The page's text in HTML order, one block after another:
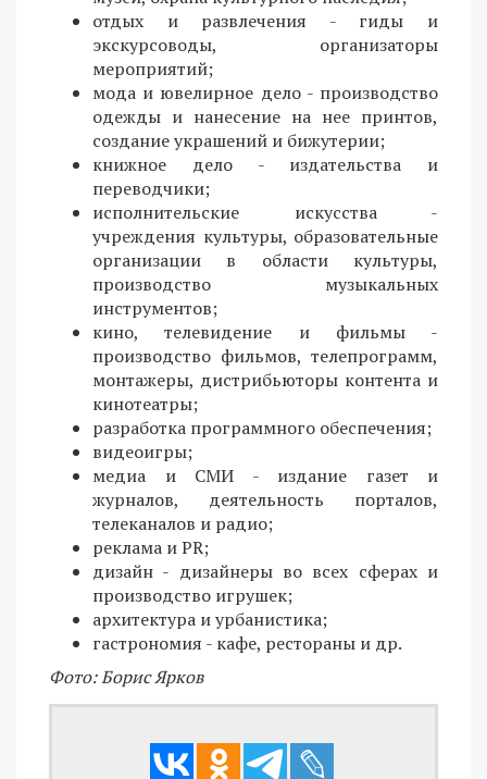
отдых и развлечения - гиды и
экскурсоводы, организаторы
мероприятий;
мода и ювелирное дело - производство
одежды и нанесение на нее принтов,
создание украшений и бижутерии;
книжное дело - издательства и
переводчики;
исполнительские искусства -
учреждения культуры, образовательные
организации в области культуры,
производство музыкальных
инструментов;
кино, телевидение и фильмы -
производство фильмов, телепрограмм,
монтажеры, дистрибьюторы контента и
кинотеатры;
разработка программного обеспечения;
видеоигры;
медиа и СМИ - издание газет и
журналов, деятельность порталов,
телеканалов и радио;
реклама и PR;
дизайн - дизайнеры во всех сферах и
производство игрушек;
архитектура и урбанистика;
гастрономия - кафе, рестораны и др.
Фото: Борис Ярков